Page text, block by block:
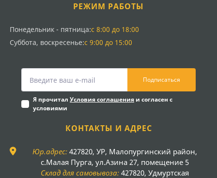
РЕЖИМ РАБОТЫ
Понедельник - пятница:с 8:00 до 18:00
Суббота, воскресенье:с 9:00 до 15:00
Подписаться
Я прочитал Условия соглашения и согласен с
условиями
КОНТАКТЫ И АДРЕС
Юр.адрес: 427820, УР, Малопургинский район,
с.Малая Пурга, ул.Азина 27, помещение 5
Склад для самовывоза: 427820, Удмуртская